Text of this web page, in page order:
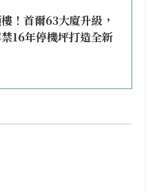
！首爾63大廈升級，
16年停機坪打造全新